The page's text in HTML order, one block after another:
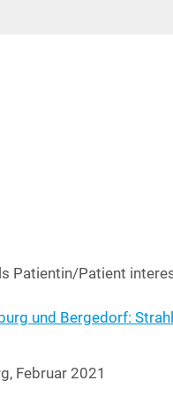
Patientin/Patient
und Ber­ge­dorf:
Febru­ar 2021